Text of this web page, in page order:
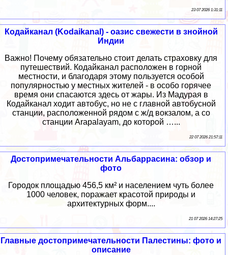
23 07 2026 1:31:11
Кодайканал (Kodaikanal) - оазис свежести в знойной
Индии
Важно! Почему обязательно стоит делать страховку для
путешествий. Кодайканал расположен в горной
местности, и благодаря этому пользуется особой
популярностью у местных жителей - в особо горячее
время они спасаются здесь от жары. Из Мадурая в
Кодайканал ходит автобус, но не с главной автобусной
станции, расположенной рядом с ж/д вокзалом, а со
станции Arapalayam, до которой …...
22 07 2026 21:57:11
Достопримечательности Альбаррасина: обзор и
фото
Городок площадью 456,5 км² и населением чуть более
1000 человек, поражает красотой природы и
архитектурных форм....
21 07 2026 14:27:25
Главные достопримечательности Палестины: фото и
описание